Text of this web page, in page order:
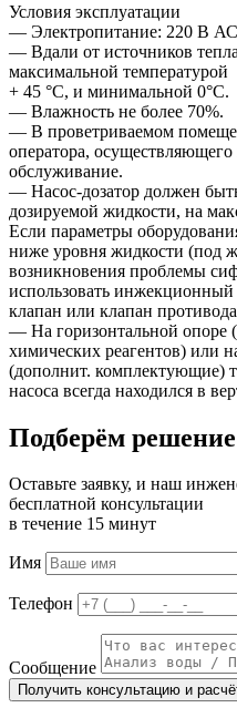
Условия эксплуатации
— Электропитание: 220 В
— Вдали от источников
максимальной температурой
+ 45 °C, и минимальной 0°C.
— Влажность не более 70%.
— В проветриваемом
оператора, осуществляющего
обслуживание.
— Насос-дозатор должен
дозируемой жидкости, на
Если параметры
ниже уровня жидкости (под
возникновения проблемы
использовать инжекционный
клапан или клапан
— На горизонтальной опоре
химических реагентов) или
(дополнит. комплектующие)
насоса всегда находился в
Подберём
Оставьте заявку, и наш
бесплатной консультации
в течение 15 минут
Имя
Телефон
Сообщение
Получить консультацию и